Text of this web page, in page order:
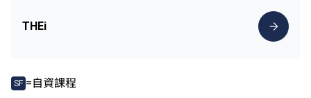
THEi
SF =自資課程